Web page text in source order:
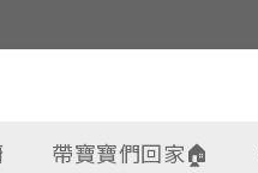
帶寶寶們回家🏠